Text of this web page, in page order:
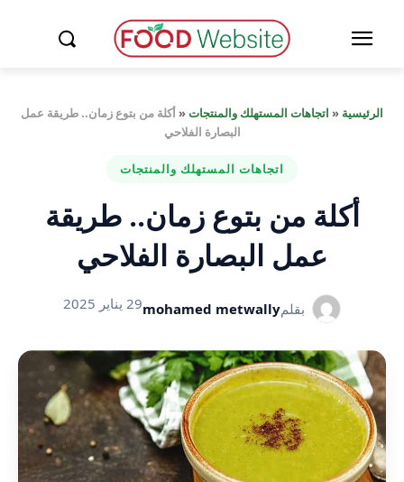
الرئيسية « اتجاهات المستهلك والمنتجات«أكلة من بتوع زمان.. طريقة عمل
البصارة الفلاحي
اتجاهات المستهلك والمنتجات
أكلة من بتوع زمان.. طريقة
عمل البصارة الفلاحي
بقلمmohamed metwally29 يناير 2025